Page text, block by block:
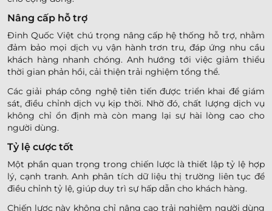
Nâng cấp hỗ trợ
Đinh Quốc Việt chú trọng nâng cấp hệ thống hỗ trợ, nhằm
đảm bảo mọi dịch vụ vận hành trơn tru, đáp ứng nhu cầu
khách hàng nhanh chóng. Anh hướng tới việc giảm thiểu
thời gian phản hồi, cải thiện trải nghiệm tổng thể.
Các giải pháp công nghệ tiên tiến được triển khai để giám
sát, điều chỉnh dịch vụ kịp thời. Nhờ đó, chất lượng dịch vụ
không chỉ ổn định mà còn mang lại sự hài lòng cao cho
người dùng.
Tỷ lệ cược tốt
Một phần quan trọng trong chiến lược là thiết lập tỷ lệ hợp
lý, cạnh tranh. Anh phân tích dữ liệu thị trường liên tục để
điều chỉnh tỷ lệ, giúp duy trì sự hấp dẫn cho khách hàng.
Chiến lược này không chỉ nâng cao trải nghiệm người dùng